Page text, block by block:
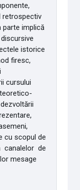
retrospectiv
parte implică
istorice
firesc,
cursului
cu scopul de
canalelor de
mesage